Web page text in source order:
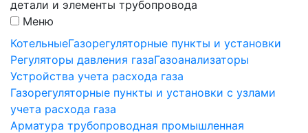
детали и элементы трубопровода
Меню
КотельныеГазорегуляторные пункты и установки
Регуляторы давления газаГазоанализаторы
Устройства учета расхода газа
Газорегуляторные пункты и установки с узлами
учета расхода газа
Арматура трубопроводная промышленная